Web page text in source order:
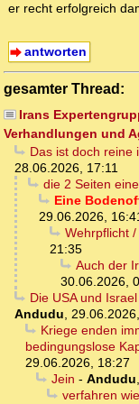
er recht erfolgreich
antworten
gesamter Thread:
Irans
Verhandlungen und
Das ist doch reine
28.06.2026, 17:11
die 2 Seiten
Eine
29.06.2026,
Wehrpflicht
21:35
Auch der
30.06.2026,
Die USA und
Andudu,
Kriege enden
bedingungslose
29.06.2026, 18:27
Jein - Andudu,
verfahren